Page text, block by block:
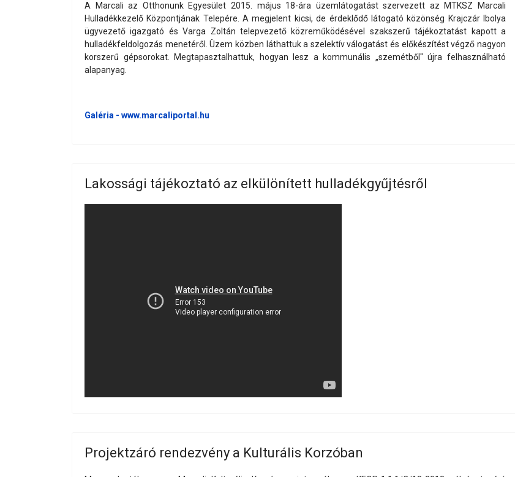
A Marcali az Otthonunk Egyesület 2015. május 18-ára üzemlátogatást szervezett az MTKSZ Marcali
Hulladékkezelő Központjának Telepére. A megjelent kicsi, de érdeklődő látogató közönség Krajczár Ibolya
ügyvezető igazgató és Varga Zoltán telepvezető közreműködésével szakszerű tájékoztatást kapott a
hulladékfeldolgozás menetéről. Üzem közben láthattuk a szelektív válogatást és előkészítést végző nagyon
korszerű gépsorokat. Megtapasztalhattuk, hogyan lesz a kommunális „szemétből" újra felhasználható
alapanyag.
Galéria - www.marcaliportal.hu
Lakossági tájékoztató az elkülönített hulladékgyűjtésről
Projektzáró rendezvény a Kulturális Korzóban